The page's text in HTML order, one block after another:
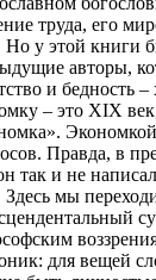
труда, его
Но у этой книги
авторы,
и бедность
– это XIX
Правда, в
так и не
Здесь мы
для вещей